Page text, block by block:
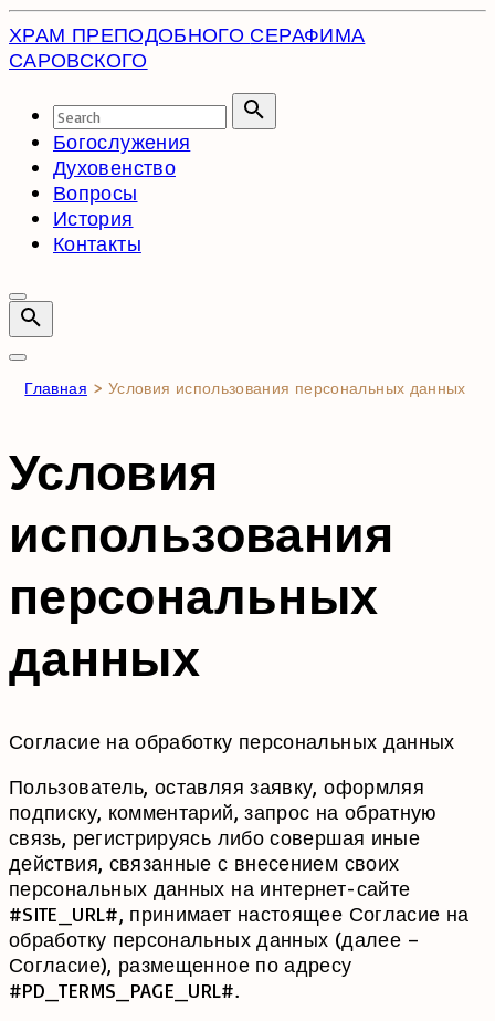
to
content
ХРАМ ПРЕПОДОБНОГО СЕРАФИМА
САРОВСКОГО
Search
Search
for:
Богослужения
Духовенство
Вопросы
История
Контакты
Главная >Условия использования персональных данных
Условия
использования
персональных
данных
Согласие на обработку персональных данных
Пользователь, оставляя заявку, оформляя
подписку, комментарий, запрос на обратную
связь, регистрируясь либо совершая иные
действия, связанные с внесением своих
персональных данных на интернет-сайте
#SITE_URL#, принимает настоящее Согласие на
обработку персональных данных (далее –
Согласие), размещенное по адресу
#PD_TERMS_PAGE_URL#.